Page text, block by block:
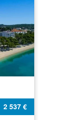
2 537 €